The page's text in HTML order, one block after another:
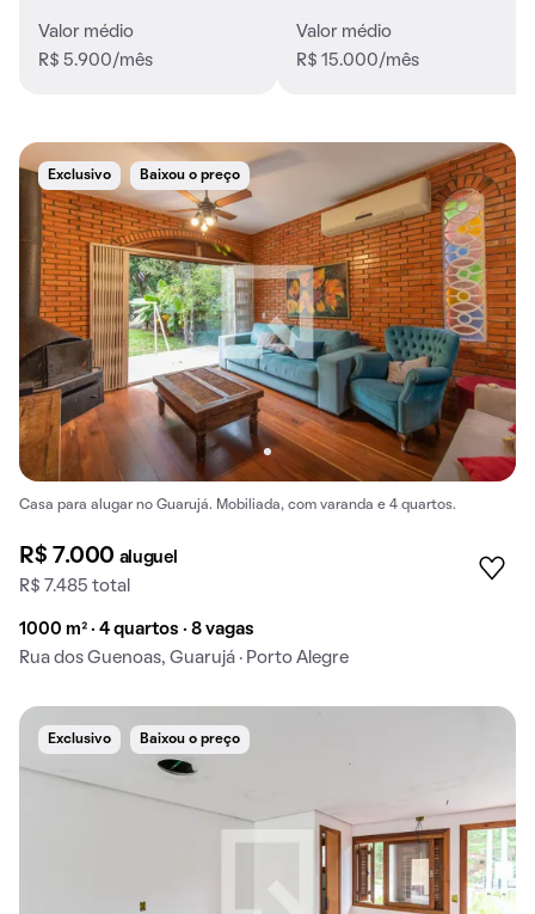
Valor médio
R$ 5.900/mês
Valor médio
R$ 15.000/mês
Exclusivo Baixou o preço
Casa para alugar no Guarujá. Mobiliada, com varanda e 4 quartos.
R$ 7.000 aluguel
R$ 7.485 total
1000 m² · 4 quartos · 8 vagas
Rua dos Guenoas, Guarujá · Porto Alegre
Exclusivo Baixou o preço